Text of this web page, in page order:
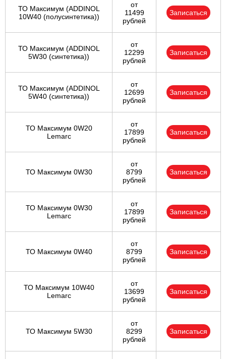
ТО Максимум (ADDINOL
10W40 (полусинтетика))
от
11499
рублей
Записаться
ТО Максимум (ADDINOL
5W30 (синтетика))
от
12299
рублей
Записаться
ТО Максимум (ADDINOL
5W40 (синтетика))
от
12699
рублей
Записаться
ТО Максимум 0W20
Lemarc
от
17899
рублей
Записаться
ТО Максимум 0W30
от
8799
рублей
Записаться
ТО Максимум 0W30
Lemarc
от
17899
рублей
Записаться
ТО Максимум 0W40
от
8799
рублей
Записаться
ТО Максимум 10W40
Lemarc
от
13699
рублей
Записаться
ТО Максимум 5W30
от
8299
рублей
Записаться